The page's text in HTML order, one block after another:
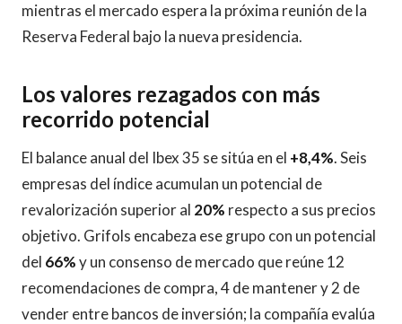
mientras el mercado espera la próxima reunión de la
Reserva Federal bajo la nueva presidencia.
Los valores rezagados con más
recorrido potencial
El balance anual del Ibex 35 se sitúa en el +8,4%. Seis
empresas del índice acumulan un potencial de
revalorización superior al 20% respecto a sus precios
objetivo. Grifols encabeza ese grupo con un potencial
del 66%y un consenso de mercado que reúne 12
recomendaciones de compra, 4 de mantener y 2 de
vender entre bancos de inversión; la compañía evalúa